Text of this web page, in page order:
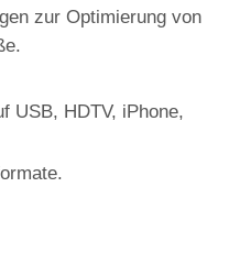
zur Optimierung von
USB, HDTV, iPhone,